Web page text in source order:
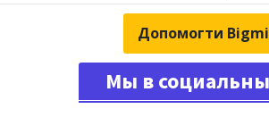
Допомогти
Мы в